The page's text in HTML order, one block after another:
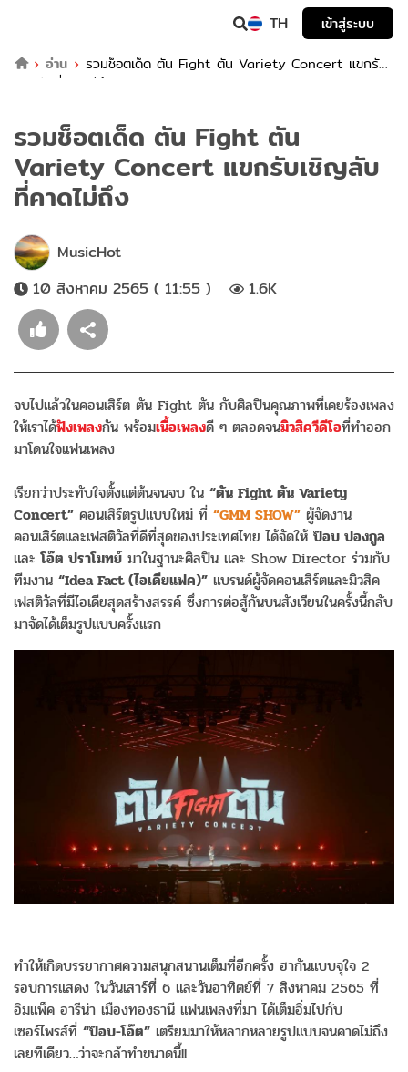
TH
เข้าสู่ระบบ
อ่าน
รวมช็อตเด็ด ตัน Fight ตัน Variety Concert แขกรับ
เชิญลับที่คาดไม่ถึง
รวมช็อตเด็ด ตัน Fight ตัน
Variety Concert แขกรับเชิญลับ
ที่คาดไม่ถึง
MusicHot
10 สิงหาคม 2565 ( 11:55 )
1.6K
จบไปแล้วในคอนเสิร์ต ตัน Fight ตัน กับศิลปินคุณภาพที่เคยร้องเพลง
ให้เราได้ฟังเพลงกัน พร้อมเนื้อเพลงดี ๆ ตลอดจนมิวสิควีดีโอที่ทำออก
มาโดนใจแฟนเพลง
เรียกว่าประทับใจตั้งแต่ต้นจนจบ ใน “ตัน Fight ตัน Variety
Concert” คอนเสิร์ตรูปแบบใหม่ ที่ “GMM SHOW” ผู้จัดงาน
คอนเสิร์ตและเฟสติวัลที่ดีที่สุดของประเทศไทย ได้จัดให้ ป๊อบ ปองกูล
และโอ๊ต ปราโมทย์ มาในฐานะศิลปิน และ Show Director ร่วมกับ
ทีมงาน “Idea Fact (ไอเดียแฟค)” แบรนด์ผู้จัดคอนเสิร์ตและมิวสิค
เฟสติวัลที่มีไอเดียสุดสร้างสรรค์ ซึ่งการต่อสู้กันบนสังเวียนในครั้งนี้กลับ
มาจัดได้เต็มรูปแบบครั้งแรก
ทำให้เกิดบรรยากาศความสนุกสนานเต็มที่อีกครั้ง ฮากันแบบจุใจ 2
รอบการแสดง ในวันเสาร์ที่ 6 และวันอาทิตย์ที่ 7 สิงหาคม 2565 ที่
อิมแพ็ค อารีน่า เมืองทองธานี แฟนเพลงที่มา ได้เต็มอิ่มไปกับ
เซอร์ไพรส์ที่ “ป๊อบ-โอ๊ต” เตรียมมาให้หลากหลายรูปแบบจนคาดไม่ถึง
เลยทีเดียว…ว่าจะกล้าทำขนาดนี้!!